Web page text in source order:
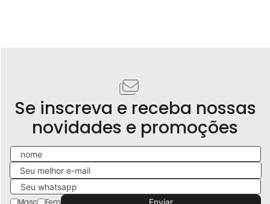
Se inscreva e receba nossas
novidades e promoções